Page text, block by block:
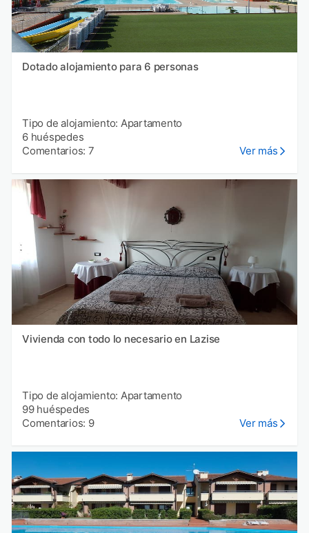
Dotado alojamiento para 6 personas
Tipo de alojamiento: Apartamento
6 huéspedes
Comentarios: 7
Ver más
Vivienda con todo lo necesario en Lazise
Tipo de alojamiento: Apartamento
99 huéspedes
Comentarios: 9
Ver más